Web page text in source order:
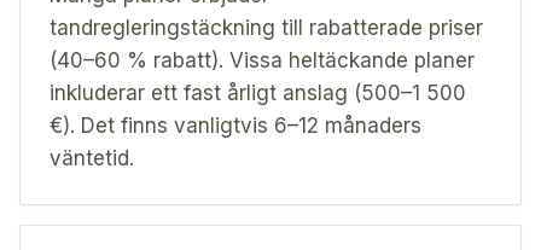
tandregleringstäckning till rabatterade priser
(40–60 % rabatt). Vissa heltäckande planer
inkluderar ett fast årligt anslag (500–1 500
€). Det finns vanligtvis 6–12 månaders
väntetid.